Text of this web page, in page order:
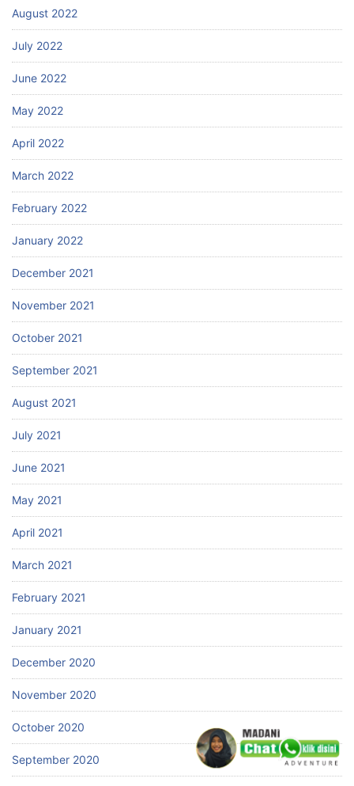
August 2022
July 2022
June 2022
May 2022
April 2022
March 2022
February 2022
January 2022
December 2021
November 2021
October 2021
September 2021
August 2021
July 2021
June 2021
May 2021
April 2021
March 2021
February 2021
January 2021
December 2020
November 2020
October 2020
September 2020